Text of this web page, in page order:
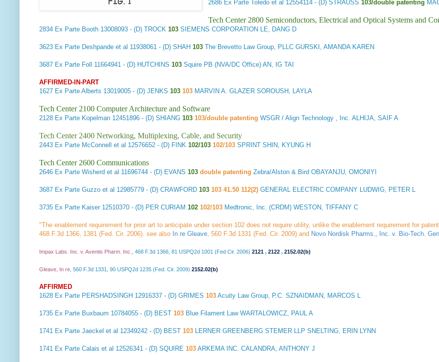
2686 Ex Parte Toledo et al 12554114 - (D) STRAUSS103/double patenting
Tech Center 2800 Semiconductors, Electrical and Optical Systems and
2834 Ex Parte Booth 13008093 - (D) TROCK 103 SIEMENS CORPORATION LE, DANG D
3623 Ex Parte Deshpande et al 11938061 - (D) SHAH 103 The Brevetto Law Group, PLLC GURSKI, AMANDA KAREN
3687 Ex Parte Foll 11664941 - (D) HUTCHINS 103 Squire PB (NVA/DC Office) AN, IG TAI
AFFIRMED-IN-PART
1627 Ex Parte Alberts 13019005 - (D) JENKS 103 103 MARVIN A. GLAZER SOROUSH, LAYLA
Tech Center 2100 Computer Architecture and Software
2128 Ex Parte Kopelman 12451896 - (D) SHIANG 103 103/double patenting WSGR / Align Technology , Inc. ALHIJA, SAIF A
Tech Center 2400 Networking, Multiplexing, Cable, and Security
2443 Ex Parte McConnell et al 12576652 - (D) FINK 102/103 102/103 SPRINT SHIN, KYUNG H
Tech Center 2600 Communications
2646 Ex Parte Wisherd et al 11696744 - (D) EVANS 103 double patenting Zebra/Alston & Bird OBAYANJU, OMONIYI
3687 Ex Parte Guzzo et al 12985779 - (D) CRAWFORD 103 103 41.50 112(2) GENERAL ELECTRIC COMPANY LUDWIG, PETER L
3735 Ex Parte Kaiser 12510370 - (D) PER CURIAM 102 102/103 Medtronic, Inc. (CRDM) WESTON, TIFFANY C
"The enablement requirement for prior art to anticipate under section 102 does not require utility, unlike the enablement requirement for
468 F.3d 1366, 1381 (Fed. Cir. 2006). see also In re Gleave, 560 F.3d 1331 (Fed. Cir. 2009) and Novo Nordisk Pharms., Inc. v. Bio-Tech.
Impax Labs. Inc. v. Aventis Pharm. Inc. , 468 F.3d 1366, 81 USPQ2d 1001 (Fed Cir. 2006) 2121 , 2122 , 2152.02(b)
Gleave, In re , 560 F.3d 1331, 90 USPQ2d 1235 (Fed. Cir. 2009) 2152.02(b)
AFFIRMED
1628 Ex Parte PERSHADSINGH 12916337 - (D) GRIMES 103 Acuity Law Group, P.C. SZNAIDMAN, MARCOS L
1735 Ex Parte Buxbaum 10784055 - (D) BEST 103 Blue Filament Law WARTALOWICZ, PAUL A
1741 Ex Parte Jaeckel et al 12349242 - (D) BEST 103 LERNER GREENBERG STEMER LLP SNELTING, ERIN LYNN
1741 Ex Parte Calais et al 12526341 - (D) SQUIRE 103 ARKEMA INC. CALANDRA, ANTHONY J